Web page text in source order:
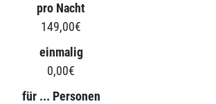
pro Nacht
149,00€
einmalig
0,00€
für ... Personen